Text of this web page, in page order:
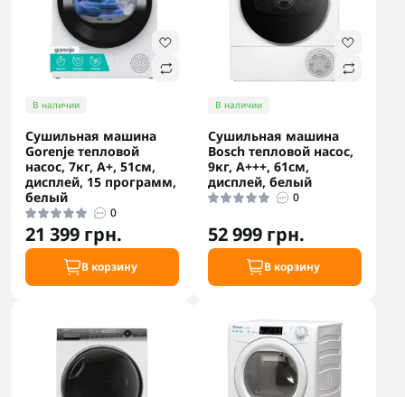
В наличии
Сушильная машина
Gorenje тепловой
насос, 7кг, A+, 51см,
дисплей, 15 программ,
белый
0
21 399 грн.
В корзину
В наличии
Сушильная машина
Bosch тепловой насос,
9кг, A+++, 61см,
дисплей, белый
0
52 999 грн.
В корзину